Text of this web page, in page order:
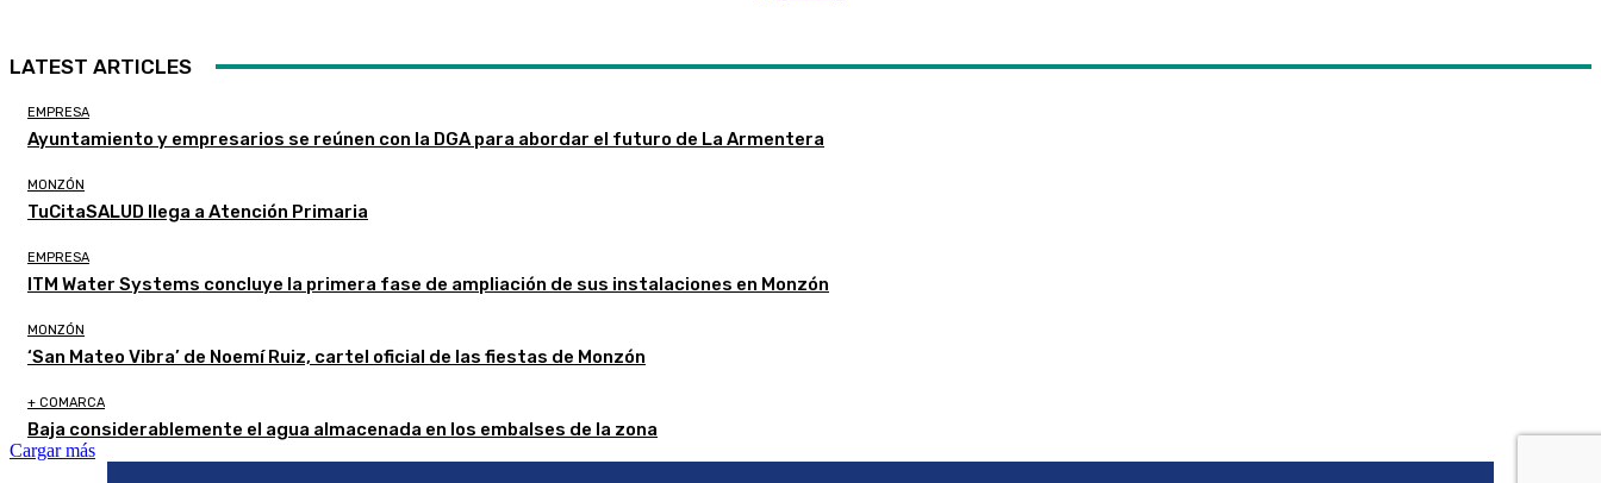
LATEST ARTICLES
EMPRESA
Ayuntamiento y empresarios se reúnen con la DGA para abordar el futuro de La Armentera
MONZÓN
TuCitaSALUD llega a Atención Primaria
EMPRESA
ITM Water Systems concluye la primera fase de ampliación de sus instalaciones en Monzón
MONZÓN
‘San Mateo Vibra’ de Noemí Ruiz, cartel oficial de las fiestas de Monzón
+ COMARCA
Baja considerablemente el agua almacenada en los embalses de la zona
Cargar más